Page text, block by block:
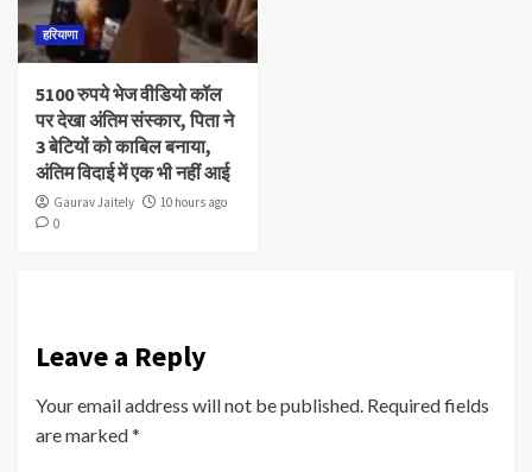
हरियाणा
5100 रुपये भेज वीडियो कॉल
पर देखा अंतिम संस्कार, पिता ने
3 बेटियों को काबिल बनाया,
अंतिम विदाई में एक भी नहीं आई
Gaurav Jaitely
10 hours ago
0
Leave a Reply
Your email address will not be published. Required fields
are marked*